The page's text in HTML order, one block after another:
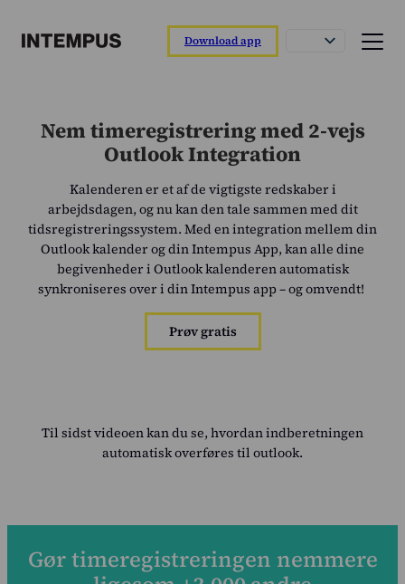
Download app
Intempus app
Registrer din dag direkte fra appen.
Intempus web
Overblik over rapporter og medarbejdere.
Intempus terminal
Nem registrering ved ankomst og afgang.
Tilslut til dit løn- eller ERP-system.
Kundecases
Om os
Nem timeregistrering med 2-vejs
Outlook Integration
Kalenderen er et af de vigtigste redskaber i
arbejdsdagen, og nu kan den tale sammen med dit
tidsregistreringssystem. Med en integration mellem din
Outlook kalender og din Intempus App, kan alle dine
begivenheder i Outlook kalenderen automatisk
synkroniseres over i din Intempus app – og omvendt!
Prøv gratis
Til sidst videoen kan du se, hvordan indberetningen
automatisk overføres til outlook.
Gør timeregistreringen nemmere